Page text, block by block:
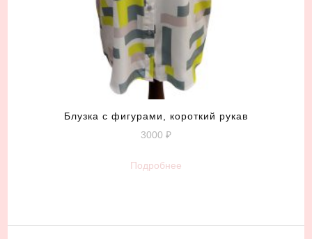
Блузка с фигурами, короткий рукав
3000 ₽
Подробнее